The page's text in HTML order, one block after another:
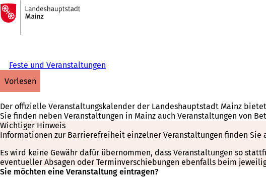
Inhalt anspringen
Zur
Startseite
Feste und Veranstaltungen
vorlesen
Der offizielle Veranstaltungskalender der Landeshauptstadt Mainz
Sie finden neben Veranstaltungen in Mainz auch Veranstaltungen von
Wichtiger Hinweis
Informationen zur Barrierefreiheit einzelner Veranstaltungen finden Sie
Es wird keine Gewähr dafür übernommen, dass Veranstaltungen so
eventueller Absagen oder Terminverschiebungen ebenfalls beim
Sie möchten eine Veranstaltung eintragen?